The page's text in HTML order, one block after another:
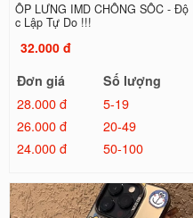
ỐP LƯNG IMD CHỐNG SỐC - Độ
c Lập Tự Do !!!
32.000 đ
Đơn giá
Số lượng
28.000 đ
5-19
26.000 đ
20-49
24.000 đ
50-100